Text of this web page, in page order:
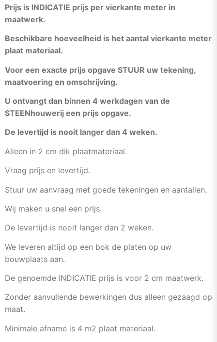
Prijs is INDICATIE prijs per vierkante meter in
maatwerk.
Beschikbare hoeveelheid is het aantal vierkante meter
plaat materiaal.
Voor een exacte prijs opgave STUUR uw tekening,
maatvoering en omschrijving.
U ontvangt dan binnen 4 werkdagen van de
STEENhouwerij een prijs opgave.
De levertijd is nooit langer dan 4 weken.
Alleen in 2 cm dik plaatmateriaal.
Vraag prijs en levertijd.
Stuur uw aanvraag met goede tekeningen en aantallen.
Wij maken u snel een prijs.
De levertijd is nooit langer dan 2 weken.
We leveren altijd op een bok de platen op uw
bouwplaats aan.
De genoemde INDICATIE prijs is voor 2 cm maatwerk.
Zonder aanvullende bewerkingen dus alleen gezaagd op
maat.
Minimale afname is 4 m2 plaat materiaal.